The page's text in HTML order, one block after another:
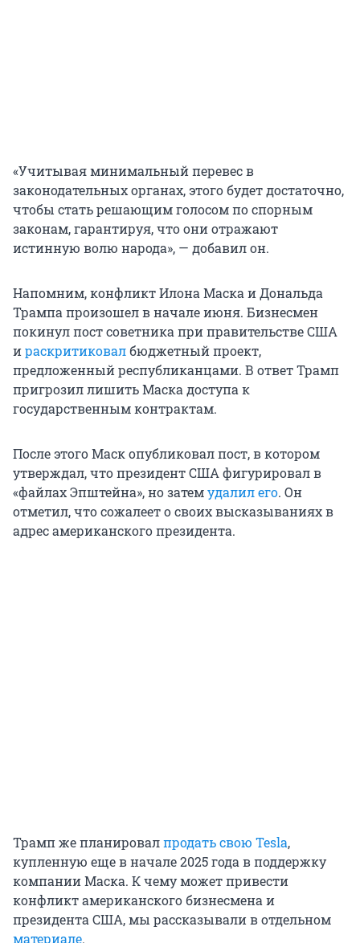
«Учитывая минимальный перевес в
законодательных органах, этого будет достаточно,
чтобы стать решающим голосом по спорным
законам, гарантируя, что они отражают
истинную волю народа», — добавил он.
Напомним, конфликт Илона Маска и Дональда
Трампа произошел в начале июня. Бизнесмен
покинул пост советника при правительстве США
ираскритиковалбюджетный проект,
предложенный республиканцами. В ответ Трамп
пригрозил лишить Маска доступа к
государственным контрактам.
После этого Маск опубликовал пост, в котором
утверждал, что президент США фигурировал в
«файлах Эпштейна», но затемудалил его. Он
отметил, что сожалеет о своих высказываниях в
адрес американского президента.
Трамп же планировалпродать свою Tesla,
купленную еще в начале 2025 года в поддержку
компании Маска. К чему может привести
конфликт американского бизнесмена и
президента США, мы рассказывали в отдельном
материале.